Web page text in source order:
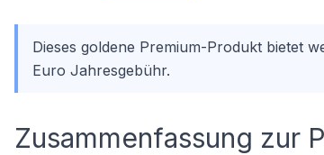
Dieses goldene Premium-Produkt bietet
Euro Jahresgebühr.
Zusammenfassung zur